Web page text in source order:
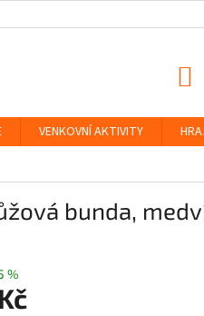
VENKOVNÍ AKTIVITY
bunda,
%